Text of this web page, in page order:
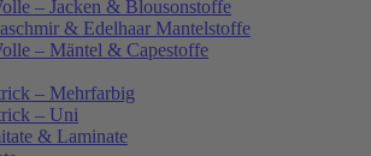
– Jacken & Blousonstoffe
& Edelhaar Mantelstoffe
– Mäntel & Capestoffe
– Mehrfarbig
– Uni
& Laminate